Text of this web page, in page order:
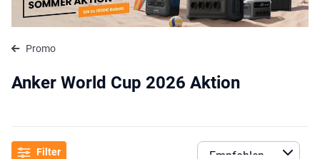
Promo
Anker World Cup 2026 Aktion
Filter